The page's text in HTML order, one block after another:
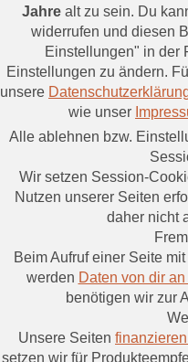
Jahre alt zu sein. Du
widerrufen und diesen
Einstellungen" in der
Einstellungen zu ändern.
unsere
wie unser
Alle ablehnen bzw.
Wir setzen Session-
Nutzen unserer Seiten
daher nicht
Beim Aufruf einer Seite
werden Daten von dir
benötigen wir zur
Unsere Seiten
setzen wir für